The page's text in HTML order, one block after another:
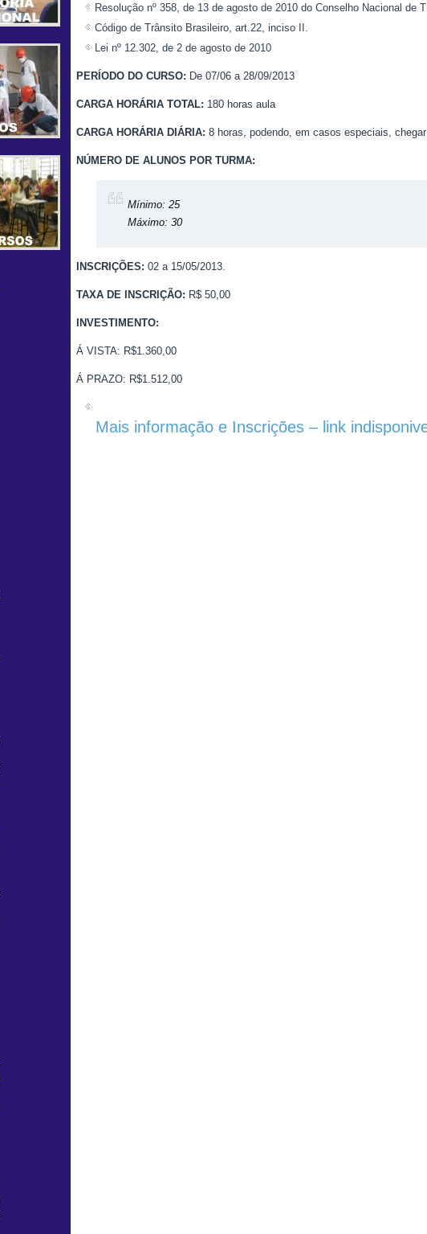
Resolução nº 358, de 13 de agosto de 2010 do Conselho Nacional de
Código de Trânsito Brasileiro, art.22, inciso II.
Lei nº 12.302, de 2 de agosto de 2010
PERÍODO DO CURSO: De 07/06 a 28/09/2013
CARGA HORÁRIA TOTAL: 180 horas aula
CARGA HORÁRIA DIÁRIA: 8 horas, podendo, em casos especiais,
NÚMERO DE ALUNOS POR TURMA:
Mínimo: 25
Máximo: 30
INSCRIÇÕES: 02 a 15/05/2013.
TAXA DE INSCRIÇÃO: R$ 50,00
INVESTIMENTO:
Á VISTA: R$1.360,00
Á PRAZO: R$1.512,00
Mais informação e Inscrições – link